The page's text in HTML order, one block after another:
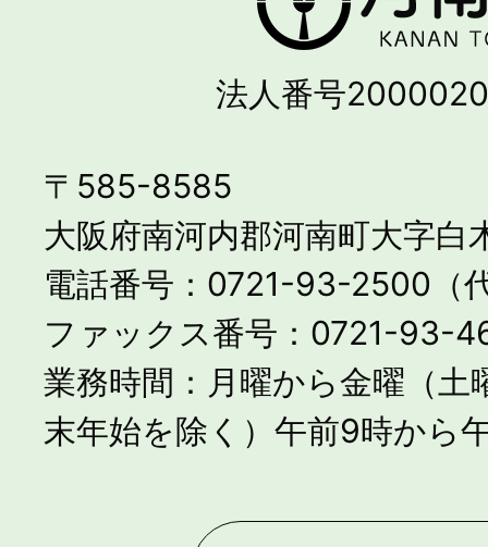
法人番号
〒585-8585
大阪府南河内郡河南町大字白
電話番号：0721-93-2500（
ファックス番号：0721-93-
業務時間：月曜から金曜（土
末年始を除く）午前9時から